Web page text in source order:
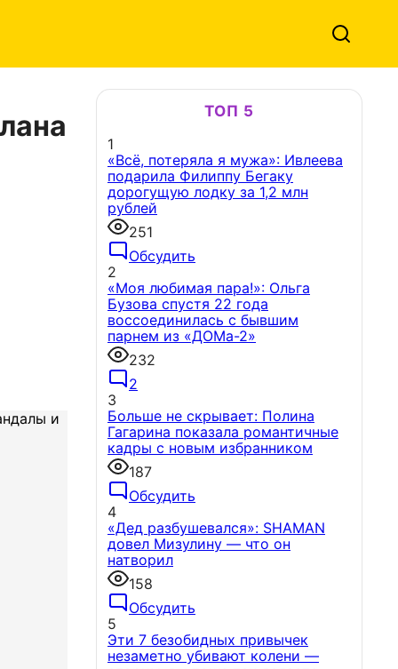
ТОП 5
1
«Всё, потеряла я мужа»: Ивлеева
подарила Филиппу Бегаку
дорогущую лодку за 1,2 млн
рублей
251
Обсудить
2
«Моя любимая пара!»: Ольга
Бузова спустя 22 года
воссоединилась с бывшим
парнем из «ДОМа-2»
232
2
3
Больше не скрывает: Полина
Гагарина показала романтичные
кадры с новым избранником
187
Обсудить
4
«Дед разбушевался»: SHAMAN
довел Мизулину — что он
натворил
158
Обсудить
5
Эти 7 безобидных привычек
незаметно убивают колени —